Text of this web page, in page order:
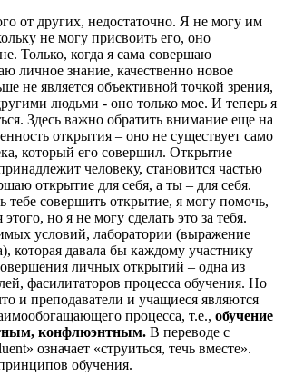
от других, недостаточно. Я не могу им
не могу присвоить его, оно
Только, когда я сама совершаю
личное знание, качественно новое
не является объективной точкой зрения,
людьми - оно только мое. И теперь я
Здесь важно обратить внимание еще на
открытия – оно не существует само
который его совершил. Открытие
человеку, становится частью
открытие для себя, а ты – для себя.
тебе совершить открытие, я могу помочь,
но я не могу сделать это за тебя.
условий, лаборатории (выражение
которая давала бы каждому участнику
личных открытий – одна из
фасилитаторов процесса обучения. Но
и преподаватели и учащиеся являются
процесса, т.е., обучение
конфлюэнтным. В переводе с
означает «струиться, течь вместе».
обучения.